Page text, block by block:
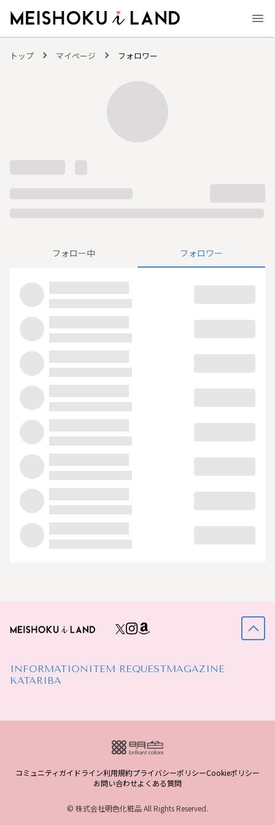
トップ マイページ フォロワー
フォロー中 フォロワー
INFORMATION ITEM REQUESTMAGAZINE
KATARIBA
コミュニティガイドライン利用規約プライバシーポリシーCookieポリシー
お問い合わせよくある質問
© 株式会社明色化粧品 All Rights Reserved.